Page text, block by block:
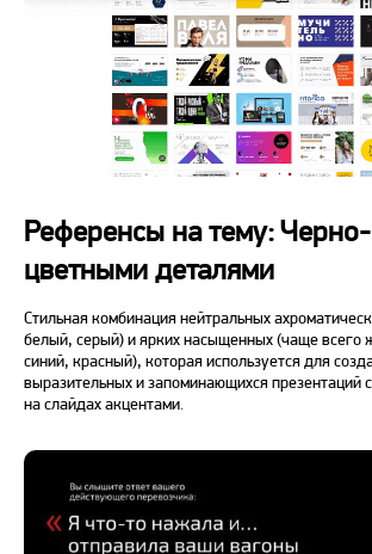
Референсы на тему:
цветными деталями
Стильная комбинация нейтральных
белый, серый) и ярких насыщенных (чаще всего
синий, красный), которая используется для
выразительных и запоминающихся презентаций
на слайдах акцентами.